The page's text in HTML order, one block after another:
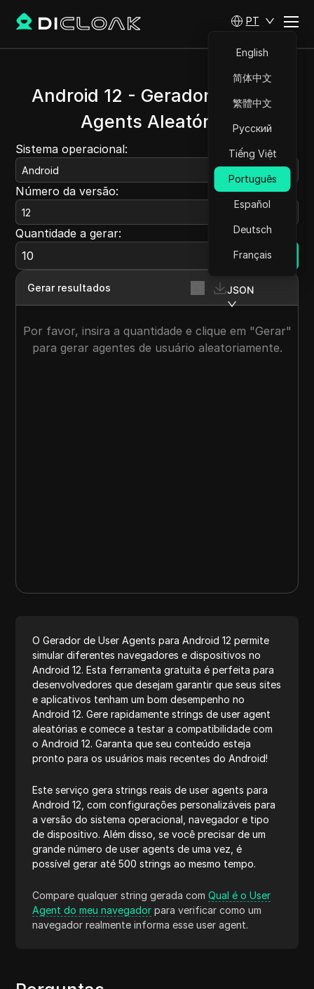
PT
English
简体中文
繁體中文
Русский
Tiếng Việt
Português
Español
Deutsch
Français
Android 12 - Gerador de User
Agents Aleatórios
Sistema operacional:
Android
Número da versão:
12
Quantidade a gerar:
Gerar
Gerar resultados JSON
Por favor, insira a quantidade e clique em "Gerar"
para gerar agentes de usuário aleatoriamente.
O Gerador de User Agents para Android 12 permite
simular diferentes navegadores e dispositivos no
Android 12. Esta ferramenta gratuita é perfeita para
desenvolvedores que desejam garantir que seus sites
e aplicativos tenham um bom desempenho no
Android 12. Gere rapidamente strings de user agent
aleatórias e comece a testar a compatibilidade com
o Android 12. Garanta que seu conteúdo esteja
pronto para os usuários mais recentes do Android!
Este serviço gera strings reais de user agents para
Android 12, com configurações personalizáveis para
a versão do sistema operacional, navegador e tipo
de dispositivo. Além disso, se você precisar de um
grande número de user agents de uma vez, é
possível gerar até 500 strings ao mesmo tempo.
Compare qualquer string gerada comQual é o User
Agent do meu navegador para verificar como um
navegador realmente informa esse user agent.